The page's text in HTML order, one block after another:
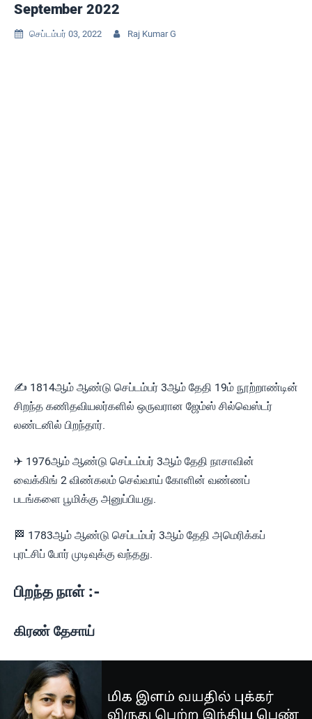
September 2022
 செப்டம்பர் 03, 2022  Raj Kumar G
✍ 1814ஆம் ஆண்டு செப்டம்பர் 3ஆம் தேதி 19ம் நூற்றாண்டின்
சிறந்த கணிதவியலர்களில் ஒருவரான ஜேம்ஸ் சில்வெஸ்டர்
லண்டனில் பிறந்தார்.
✈ 1976ஆம் ஆண்டு செப்டம்பர் 3ஆம் தேதி நாசாவின்
வைக்கிங் 2 விண்கலம் செவ்வாய் கோளின் வண்ணப்
படங்களை பூமிக்கு அனுப்பியது.
🏁 1783ஆம் ஆண்டு செப்டம்பர் 3ஆம் தேதி அமெரிக்கப்
புரட்சிப் போர் முடிவுக்கு வந்தது.
பிறந்த நாள் :-
கிரண் தேசாய்